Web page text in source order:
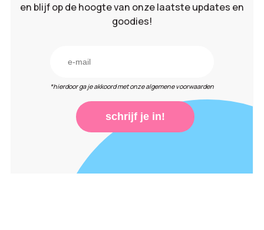
en blijf op de hoogte van onze laatste updates en
goodies!
*hierdoor ga je akkoord met onze algemene voorwaarden
schrijf je in!